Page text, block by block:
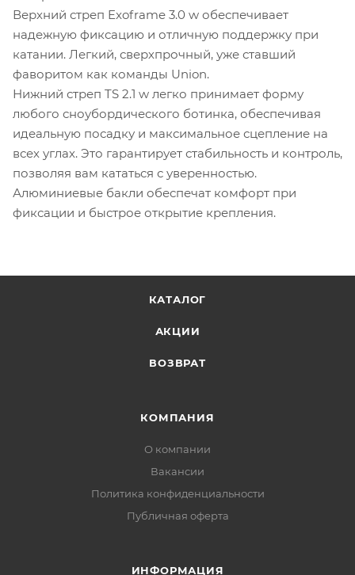
Верхний стреп Exoframe 3.0 w обеспечивает
надежную фиксацию и отличную поддержку при
катании. Легкий, сверхпрочный, уже ставший
фаворитом как команды Union.
Нижний стреп TS 2.1 w легко принимает форму
любого сноубордического ботинка, обеспечивая
идеальную посадку и максимальное сцепление на
всех углах. Это гарантирует стабильность и контроль,
позволяя вам кататься с уверенностью.
Алюминиевые бакли обеспечат комфорт при
фиксации и быстрое открытие крепления.
КАТАЛОГ
АКЦИИ
ВОЗВРАТ
КОМПАНИЯ
О компании
Вакансии
Политика конфиденциальности
Публичная оферта
ИНФОРМАЦИЯ